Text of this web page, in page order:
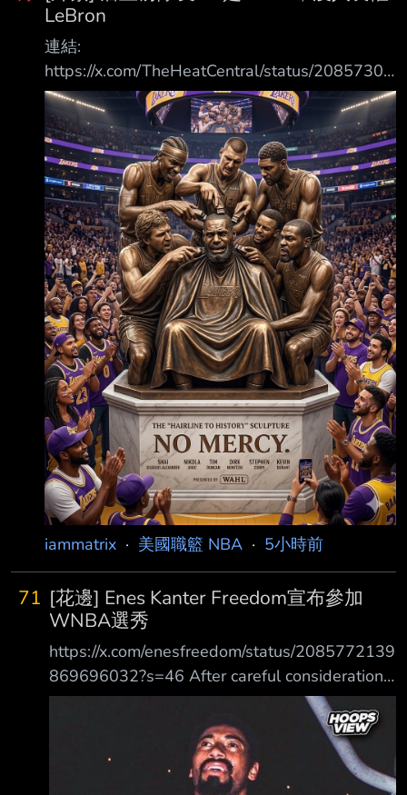
LeBron
連結:
https://x.com/TheHeatCentral/status/20857302
10398318621?s=20 Heat Central
@TheHeatCentral Mari Chalmers says Michael
Jordan is the GOAT and NOBODY fears LeBron:
“This man was 6-0 in the finals. He dominated
the 90s basically. Yes Bron went to 9 straig
iammatrix · 美國職籃 NBA · 5小時前
71 [花邊] Enes Kanter Freedom宣布參加
WNBA選秀
https://x.com/enesfreedom/status/2085772139
869696032?s=46 After careful consideration
and reviewing the current eligibility guidelines,
I’m officially declaring myself a @WNBA
prospect. If simply declaring who you are is all
that’s required, then I meet e